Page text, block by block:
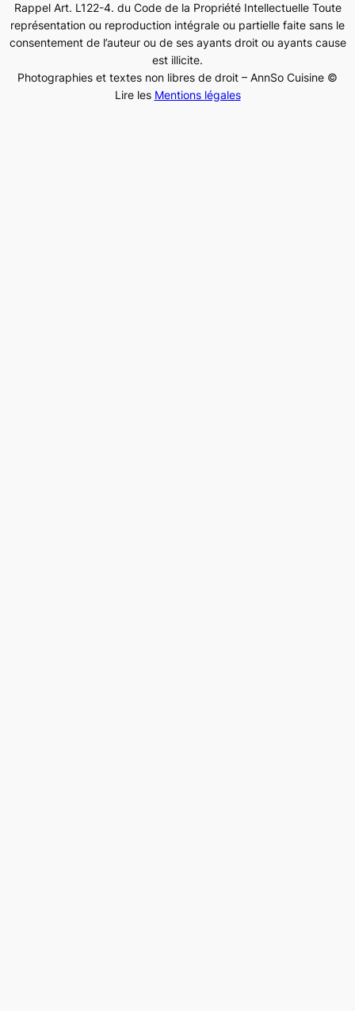
Rappel Art. L122-4. du Code de la Propriété Intellectuelle Toute
représentation ou reproduction intégrale ou partielle faite sans le
consentement de l’auteur ou de ses ayants droit ou ayants cause
est illicite.
Photographies et textes non libres de droit – AnnSo Cuisine ©
Lire les Mentions légales